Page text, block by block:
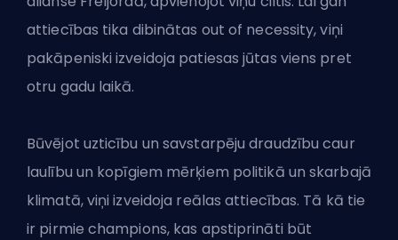
attiecības tika dibinātas out of necessity, viņi
pakāpeniski izveidoja patiesas jūtas viens pret
otru gadu laikā.
Būvējot uzticību un savstarpēju draudzību caur
laulību un kopīgiem mērķiem politikā un skarbajā
klimatā, viņi izveidoja reālas attiecības. Tā kā tie
ir pirmie champions, kas apstiprināti būt